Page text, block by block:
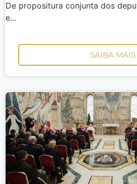
De propositura conjunta dos
e...
SAIBA MAIS